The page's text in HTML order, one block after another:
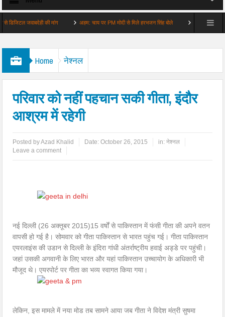
जवाबदेही की मांग अहम: चाय पर PM मोदी से मिले हरभजन सिंह बोले बड़ी खबर: Strait of
Home नेश्नल
परिवार को नहीं पहचान सकी गीता, इंदौर
आश्रम में रहेगी
Posted byAzad Khalid Date:October 26, 2015 in:नेश्नल
Leave a comment
नई दिल्ली (26 अक्तूबर 2015)15 वर्षों से पाकिस्तान में फंसी गीता की अपने वतन
वापसी हो गई है। सोमवार को गीता पाकिस्तान से भारत पहुंच गई। गीता पाकिस्तान
एयरलाइंस की उडान से दिल्ली के इंदिरा गांधी अंतर्राष्ट्रीय हवाई अड्डे पर पहुंची।
जहां उसकी अगवानी के लिए भारत और यहां पाकिस्तान उच्चायोग के अधिकारी भी
मौजूद थे। एयरपोर्ट पर गीता का भव्य स्वागत किया गया।
लेकिन, इस मामले में नया मोड तब सामने आया जब गीता ने विदेश मंत्री सुषमा